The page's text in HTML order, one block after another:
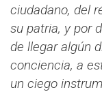
ciudadano, del
su patria, y por
de llegar algún
conciencia, a
un ciego